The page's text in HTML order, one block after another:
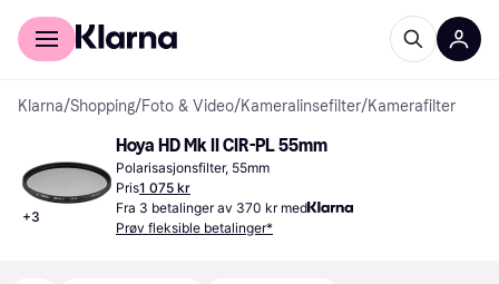
For kunder
Klarna/Shopping/Foto & Video/Kameralinsefilter/Kamerafilter
+3
Hoya HD Mk II CIR-PL 55mm
Polarisasjonsfilter, 55mm
Pris1 075 kr
Fra 3 betalinger av 370 kr med
Prøv fleksible betalinger*